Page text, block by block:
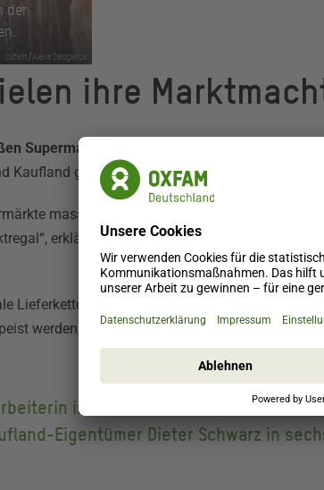
Oxfam/Alexa Sedgwick
der
ihre
Supermarktketten
Kaufland gehören) 85 Prozent des
massiven Druck auf Lieferanten und
erklärt Tim Zahn, Oxfam-Experte für
Lieferketten und ebenfalls Mitautor der Studie,
werden, machen die Supermärkte auf ihre
in Costa Rica in einem Jahr
Eigentümer Dieter Schwarz in